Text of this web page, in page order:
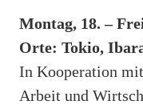
Montag, 18. –
Orte: Tokio,
In Kooperation
Arbeit und